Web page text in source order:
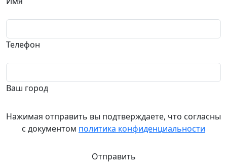
Телефон
Ваш город
Нажимая отправить вы подтверждаете, что согласны
с документом политика конфиденциальности
Отправить